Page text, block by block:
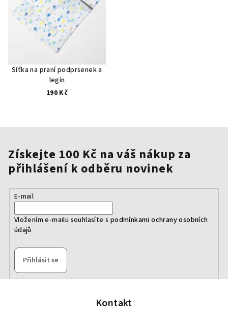
Síťka na praní podprsenek a
legín
190 Kč
Získejte 100 Kč na váš nákup za
přihlášení k odběru novinek
E-mail
Vložením e-mailu souhlasíte s podmínkami ochrany osobních
údajů
Přihlásit se
Z
Kontakt